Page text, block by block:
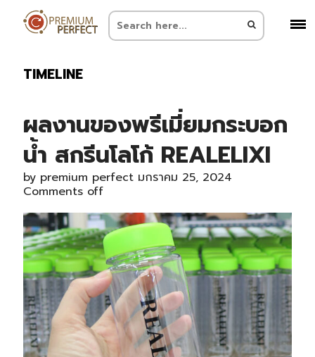
TIMELINE
ผลงานของพรีเมี่ยมกระบอก
น้ำ สกรีนโลโก้ REALELIXI
by premium perfect มกราคม 25, 2024
Comments off